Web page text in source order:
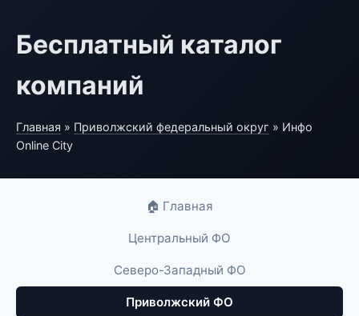
Бесплатный каталог
компаний
Главная » Приволжский федеральный округ » Инфо
Online City
🏠 Главная
Центральный ФО
Северо-Западный ФО
Приволжский ФО